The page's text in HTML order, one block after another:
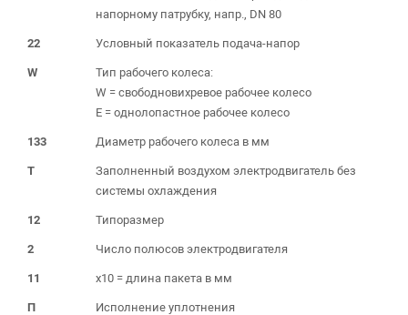
напорному патрубку, напр., DN 80
22 Условный показатель подача-напор
W
Тип рабочего колеса:
W = свободновихревое рабочее колесо
E = однолопастное рабочее колесо
133 Диаметр рабочего колеса в мм
T
Заполненный воздухом электродвигатель без
системы охлаждения
12 Типоразмер
2 Число полюсов электродвигателя
11 x10 = длина пакета в мм
П
Исполнение уплотнения